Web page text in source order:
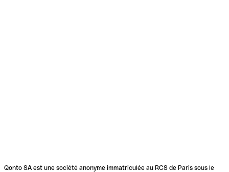
Qonto SA est une société anonyme immatriculée au RCS de Paris sous le